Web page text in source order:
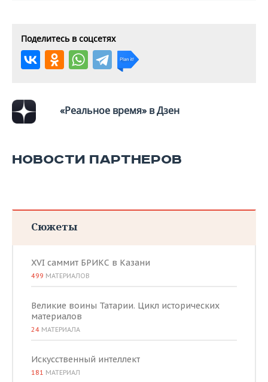
Поделитесь в соцсетях
«Реальное время» в Дзен
НОВОСТИ ПАРТНЕРОВ
Сюжеты
XVI саммит БРИКС в Казани
499 МАТЕРИАЛОВ
Великие воины Татарии. Цикл исторических
материалов
24 МАТЕРИАЛА
Искусственный интеллект
181 МАТЕРИАЛ